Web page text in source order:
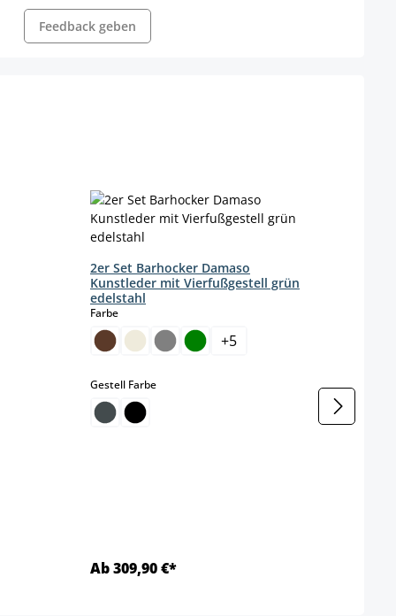
Feedback geben
2er Set Barhocker Damaso
Kunstleder mit Vierfußgestell grün
edelstahl
Farbeauswählen
+5
Gestell Farbeauswählen
Ab 309,90 €*